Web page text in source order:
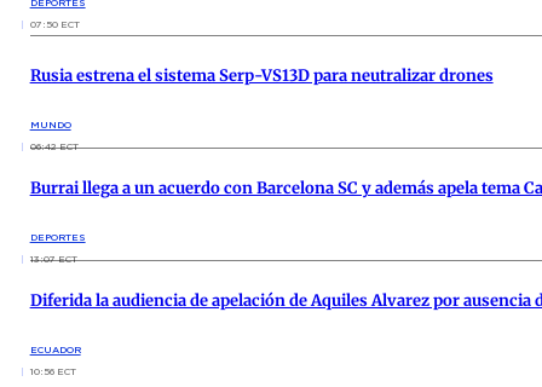
07:50 ECT
Rusia estrena el sistema Serp-VS13D para neutralizar drones
MUNDO
06:42 ECT
Burrai llega a un acuerdo con Barcelona SC y además apela tema
DEPORTES
13:07 ECT
Diferida la audiencia de apelación de Aquiles Alvarez por ausencia
ECUADOR
10:56 ECT